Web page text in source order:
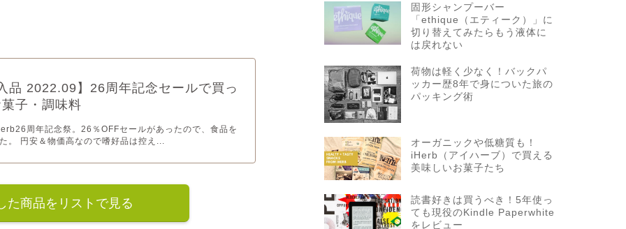
品 2022.09】26周年記念セールで買っ
子・調味料
周年記念祭。26％OFFセールがあったので、食品を
。 円安＆物価高なので嗜好品は控え...
た商品をリストで見る
固形シャンプーバー
「ethique（エティーク）」に
切り替えてみたらもう液体に
は戻れない
荷物は軽く少なく！バックパ
ッカー歴8年で身についた旅の
パッキング術
オーガニックや低糖質も！
iHerb（アイハーブ）で買える
美味しいお菓子たち
読書好きは買うべき！5年使っ
ても現役のKindle Paperwhite
をレビュー